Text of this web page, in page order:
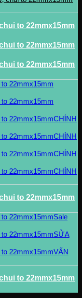
CHÍNH
CHÍNH
CHÍNH
CHÍNH
Sale
SỬA
VẤN